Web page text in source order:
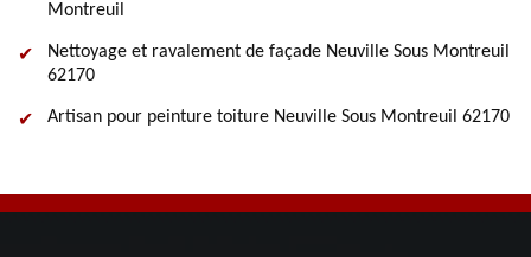
Montreuil
Nettoyage et ravalement de façade Neuville Sous Montreuil
62170
Artisan pour peinture toiture Neuville Sous Montreuil 62170